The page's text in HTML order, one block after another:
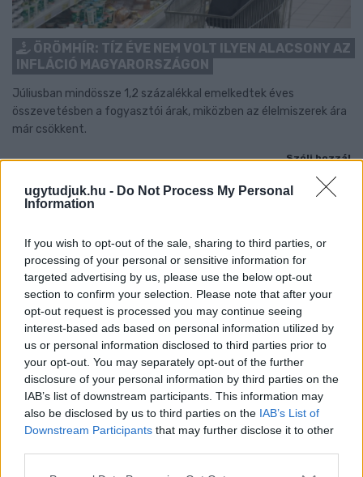
ugytudjuk.hu - Do Not Process My Personal
Information
If you wish to opt-out of the sale, sharing to third parties, or
processing of your personal or sensitive information for
targeted advertising by us, please use the below opt-out
section to confirm your selection. Please note that after your
opt-out request is processed you may continue seeing
interest-based ads based on personal information utilized by
us or personal information disclosed to third parties prior to
your opt-out. You may separately opt-out of the further
disclosure of your personal information by third parties on the
IAB’s list of downstream participants. This information may
also be disclosed by us to third parties on the IAB’s List of
Downstream Participants that may further disclose it to other
ÖRÖMHÍR: TÍZ ÉVE NEM VOLT ILYEN ALACSONY AZ
INFLÁCIÓ MAGYARORSZÁGON
Júliusban mindössze 1,2 százalékkal emelkedtek éves
összevetésben a fogyasztói árak, miközben az élelmiszerek ára
már csökkent.
Szólj hozzá!
A BAROKK ÖSSZES ÁRNYALATA ÉS MÉG EGY SOR